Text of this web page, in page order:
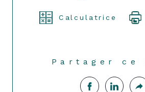
Calculatrice
Partager ce